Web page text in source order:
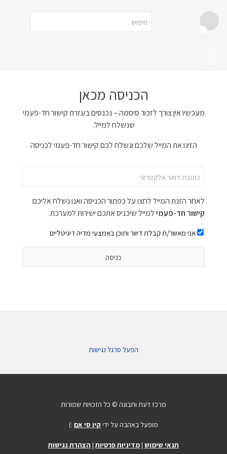
הכניסה מכאן
מעכשיו אין צורך לזכור סיסמה – נכנסים בעזרת קישור חד-פעמי
שנשלח למייל.
הזינו את המייל שלכם ונשלח לכם קישור חד-פעמי לכניסה
לאחר הזנת המייל לחצו על כפתור הכניסה ואנו נשלח אליכם
קישור חד-פעמילמייל שיכניס אתכם ישירות למערכת.
אני מאשר/ת קבלת דיוור ותוכן באמצעי מדיה דיגיטליים
הפעל סרגל נגישות
מרכז דעת ותבונה © כל הזכויות שמורות
מופעל באהבה על ידי קיו סי אם :)
תנאי שימוש | מדיניות פרטיות| הצהרת נגישות